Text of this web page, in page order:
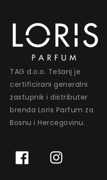
TAG d.o.o. Tešanj je
certificirani generalni
zastupnik i distributer
brenda Loris Parfum za
Bosnu i Hercegovinu.